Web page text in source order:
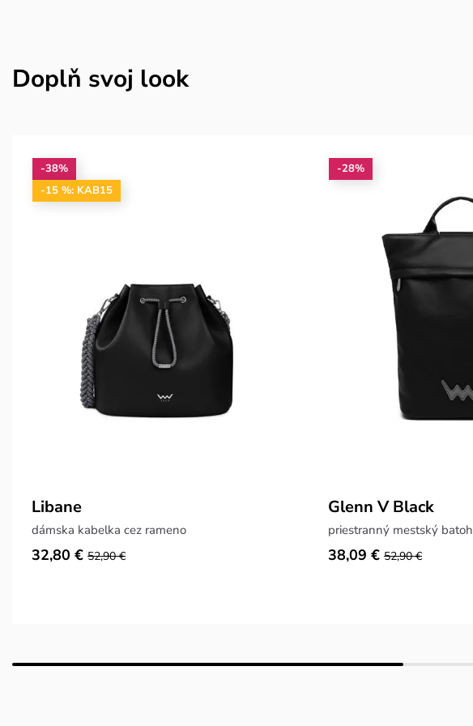
Doplň svoj look
-38%
-15 %: KAB15
Libane
dámska kabelka cez rameno
32,80 € 52,90 €
-28%
Glenn V Black
priestranný mestský batoh
38,09 € 52,90 €